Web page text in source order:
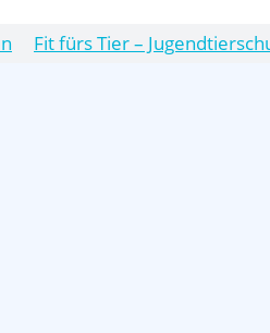
Fit fürs Tier –